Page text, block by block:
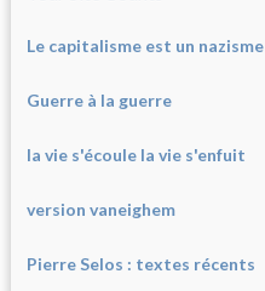
Le capitalisme est un nazisme
Guerre à la guerre
la vie s'écoule la vie s'enfuit
version vaneighem
Pierre Selos : textes récents